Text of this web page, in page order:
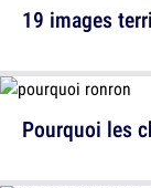
Pourquoi les
19 images